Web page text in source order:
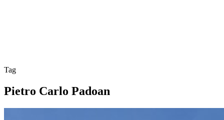
Tag
Pietro Carlo Padoan